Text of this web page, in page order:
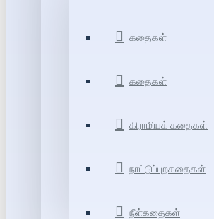
கதைகள்
கதைகள்
கிராமியக் கதைகள்
நாட்டுப்புறகதைகள்
நீள்கதைகள்